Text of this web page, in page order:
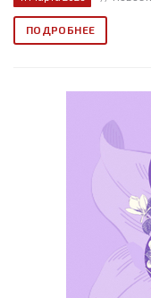
ПОДРОБНЕЕ